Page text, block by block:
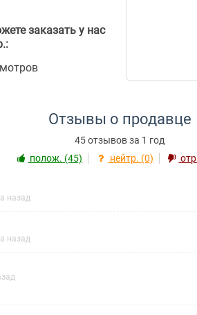
заказать у нас
Отзывы о продавце
45 отзывов за 1 год
полож. (45)
нейтр. (0)
назад
назад